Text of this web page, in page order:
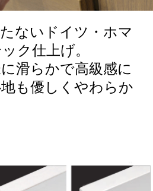
ないドイツ・ホマ
ク仕上げ。
滑らかで高級感に
も優しくやわらか